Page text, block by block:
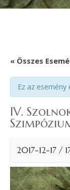
« Összes
Ez az esemény
IV.
2017-12-17 /